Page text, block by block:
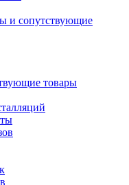
и сопутствующие
товары